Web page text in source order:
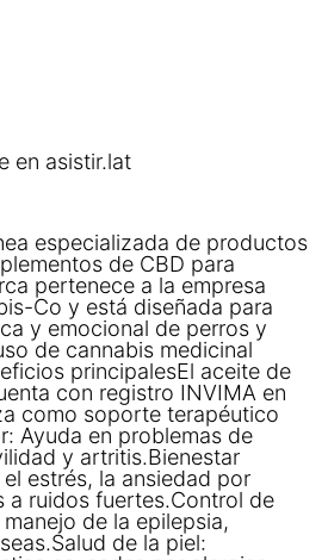
en asistir.lat
especializada de productos
de CBD para
pertenece a la empresa
Co y está diseñada para
y emocional de perros y
de cannabis medicinal
principalesEl aceite de
con registro INVIMA en
como soporte terapéutico
Ayuda en problemas de
y artritis.Bienestar
estrés, la ansiedad por
a ruidos fuertes.Control de
de la epilepsia,
de la piel: